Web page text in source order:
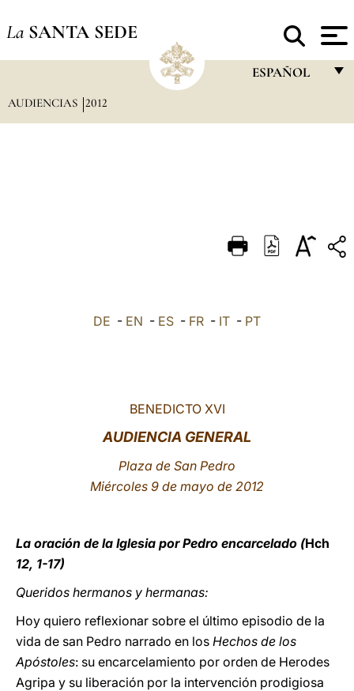
La SANTA SEDE
ESPAÑOL
DEUTSCH
العربيّة
AUDIENCIAS 2012
DE - EN - ES - FR - IT - PT
BENEDICTO XVI
AUDIENCIA GENERAL
Plaza de San Pedro
Miércoles 9 de mayo de 2012
La oración de la Iglesia por Pedro encarcelado (Hch
12, 1-17)
Queridos hermanos y hermanas:
Hoy quiero reflexionar sobre el último episodio de la
vida de san Pedro narrado en los Hechos de los
Apóstoles: su encarcelamiento por orden de Herodes
Agripa y su liberación por la intervención prodigiosa